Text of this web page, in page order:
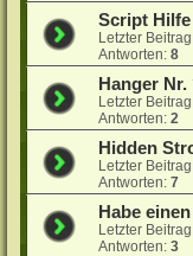
Script Hilfe
Letzter
Antworten:8
Hanger Nr.
Letzter
Antworten:2
Hidden
Letzter
Antworten:7
Habe
Letzter
Antworten:3